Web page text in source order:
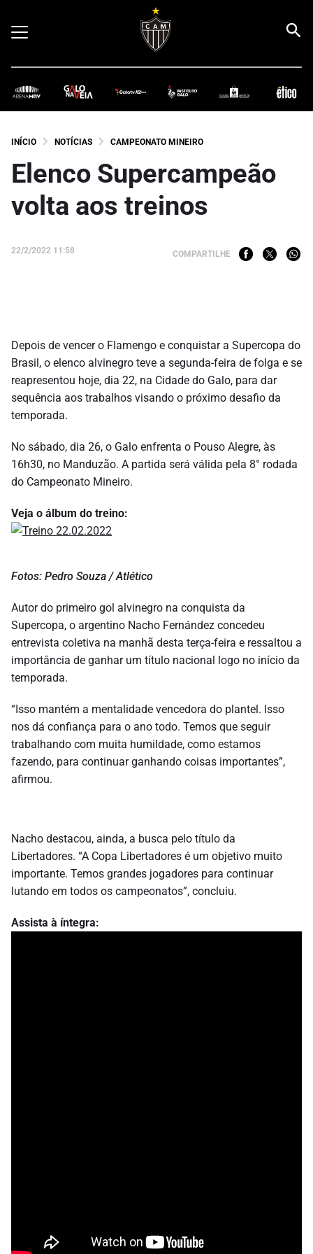
INÍCIO NOTÍCIAS CAMPEONATO MINEIRO
Elenco Supercampeão
volta aos treinos
22/2/2022 11:58 COMPARTILHE
Depois de vencer o Flamengo e conquistar a Supercopa do
Brasil, o elenco alvinegro teve a segunda-feira de folga e se
reapresentou hoje, dia 22, na Cidade do Galo, para dar
sequência aos trabalhos visando o próximo desafio da
temporada.
No sábado, dia 26, o Galo enfrenta o Pouso Alegre, às
16h30, no Manduzão. A partida será válida pela 8° rodada
do Campeonato Mineiro.
Veja o álbum do treino:
Fotos: Pedro Souza / Atlético
Autor do primeiro gol alvinegro na conquista da
Supercopa, o argentino Nacho Fernández concedeu
entrevista coletiva na manhã desta terça-feira e ressaltou a
importância de ganhar um título nacional logo no início da
temporada.
“Isso mantém a mentalidade vencedora do plantel. Isso
nos dá confiança para o ano todo. Temos que seguir
trabalhando com muita humildade, como estamos
fazendo, para continuar ganhando coisas importantes”,
afirmou.
Nacho destacou, ainda, a busca pelo título da
Libertadores. “A Copa Libertadores é um objetivo muito
importante. Temos grandes jogadores para continuar
lutando em todos os campeonatos”, concluiu.
Assista à íntegra: